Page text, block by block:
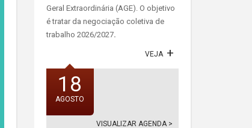
Geral Extraordinária (AGE). O objetivo
é tratar da negociação coletiva de
trabalho 2026/2027.
VEJA
18
AGOSTO
VISUALIZAR AGENDA >